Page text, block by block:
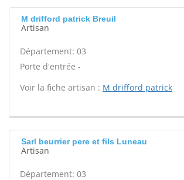
M drifford patrick Breuil
Artisan
Département: 03
Porte d'entrée -
Voir la fiche artisan : M drifford patrick
Sarl beurrier pere et fils Luneau
Artisan
Département: 03